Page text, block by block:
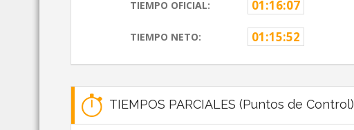
TIEMPO OFICIAL: 01:16:07
TIEMPO NETO: 01:15:52
TIEMPOS PARCIALES (Puntos de Control)